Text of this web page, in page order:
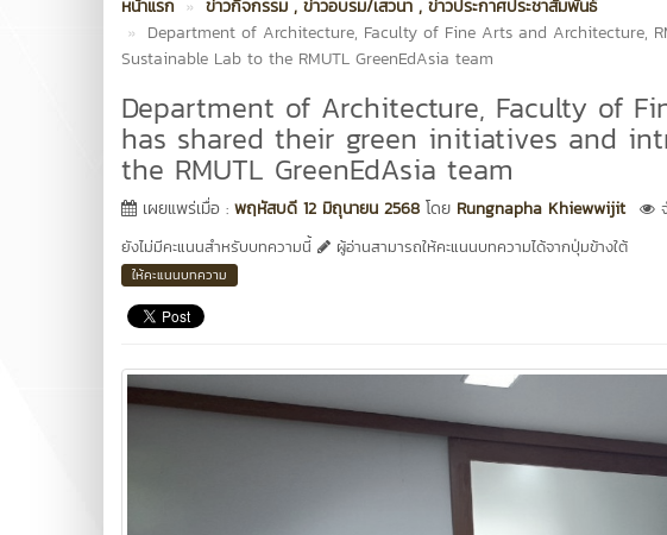
หน้าแรก ข่าวกิจกรรม , ข่าวอบรม/เสวนา , ข่าวประกาศประชาสัมพันธ์
Department of Architecture, Faculty of Fine Arts and Architecture,
Sustainable Lab to the RMUTL GreenEdAsia team
Department of Architecture, Faculty of
has shared their green initiatives and
the RMUTL GreenEdAsia team
เผยแพร่เมื่อ : พฤหัสบดี 12 มิถุนายน 2568 โดย Rungnapha Khiewwijit
ยังไม่มีคะแนนสำหรับบทความนี้
ผู้อ่านสามารถให้คะแนนบทความได้จากปุ่มข้างใต้
ให้คะแนนบทความ